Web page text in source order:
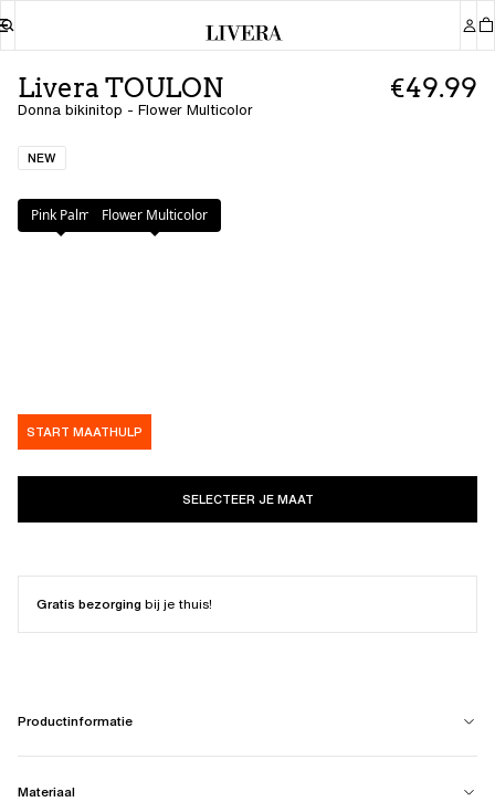
Livera TOULON
Donna bikinitop - Flower Multicolor
€49.99
NEW
Kleur: Flower Multicolor
Pink Palm Flower Multicolor
START MAATHULP
SELECTEER JE MAAT
Gratis bezorgingbij je thuis!
Productinformatie
Materiaal